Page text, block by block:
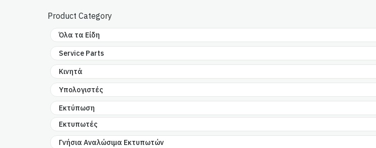
Product Category
Όλα τα Είδη
Service Parts
Κινητά
Υπολογιστές
Εκτύπωση
Εκτυπωτές
Γνήσια Αναλώσιμα Εκτυπωτών